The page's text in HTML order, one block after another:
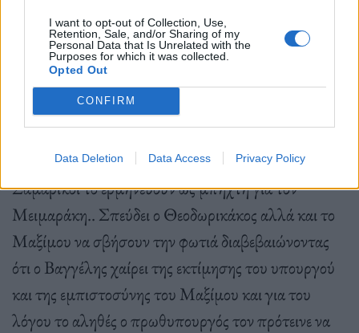
I want to opt-out of Collection, Use,
Retention, Sale, and/or Sharing of my
Personal Data that Is Unrelated with the
Purposes for which it was collected.
Opted Out
CONFIRM
Data Deletion Data Access Privacy Policy
στήλες είναι γεμάτες με ανούσια σχόλια για τα
παιδιάσματα βουλευτών της ΝΔ. Χτες λέει ο
Θεοδωρικάκος στην Βουλή ότι εάν το 2016 δεν είχε
εκλεγεί Πρόεδρος της ΝΔ ο Μητσοτάκης ακόμη θα
κυβερνούσε ο Τσίπρας. Με το που το ξεστόμισε
πιάνει φωτιά το Κορδελιό. Καραμανλικοί και
Σαμαρικοί το ερμηνεύουν ως μπηχτή για τον
Μειμαράκη.. Σπεύδει ο Θεοδωρικάκος αλλά και το
Μαξίμου να σβήσουν την φωτιά διαβεβαιώνοντας
ότι ο Βαγγέλης χαίρει της εκτίμησης του υπουργού
και της εμπιστοσύνης του Μαξίμου και για του
λόγου το αληθές ο πρωθυπουργός τον πρότεινε να